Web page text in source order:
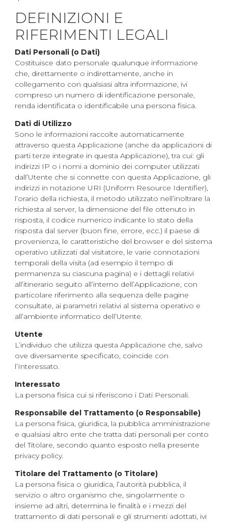
DEFINIZIONI E
RIFERIMENTI LEGALI
Dati Personali (o Dati)
Costituisce dato personale qualunque informazione
che, direttamente o indirettamente, anche in
collegamento con qualsiasi altra informazione, ivi
compreso un numero di identificazione personale,
renda identificata o identificabile una persona fisica.
Dati di Utilizzo
Sono le informazioni raccolte automaticamente
attraverso questa Applicazione (anche da applicazioni di
parti terze integrate in questa Applicazione), tra cui: gli
indirizzi IP o i nomi a dominio dei computer utilizzati
dall’Utente che si connette con questa Applicazione, gli
indirizzi in notazione URI (Uniform Resource Identifier),
l’orario della richiesta, il metodo utilizzato nell’inoltrare la
richiesta al server, la dimensione del file ottenuto in
risposta, il codice numerico indicante lo stato della
risposta dal server (buon fine, errore, ecc.) il paese di
provenienza, le caratteristiche del browser e del sistema
operativo utilizzati dal visitatore, le varie connotazioni
temporali della visita (ad esempio il tempo di
permanenza su ciascuna pagina) e i dettagli relativi
all’itinerario seguito all’interno dell’Applicazione, con
particolare riferimento alla sequenza delle pagine
consultate, ai parametri relativi al sistema operativo e
all’ambiente informatico dell’Utente.
Utente
L’individuo che utilizza questa Applicazione che, salvo
ove diversamente specificato, coincide con
l’Interessato.
Interessato
La persona fisica cui si riferiscono i Dati Personali.
Responsabile del Trattamento (o Responsabile)
La persona fisica, giuridica, la pubblica amministrazione
e qualsiasi altro ente che tratta dati personali per conto
del Titolare, secondo quanto esposto nella presente
privacy policy.
Titolare del Trattamento (o Titolare)
La persona fisica o giuridica, l’autorità pubblica, il
servizio o altro organismo che, singolarmente o
insieme ad altri, determina le finalità e i mezzi del
trattamento di dati personali e gli strumenti adottati, ivi